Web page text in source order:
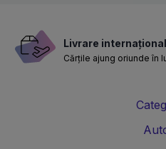
Livrare
Cărțile ajung oriunde în